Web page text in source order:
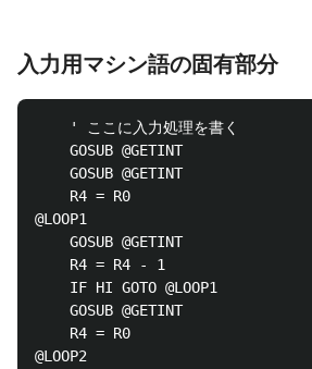
入力用マシン語の固有部分
@LOOP1
@LOOP2